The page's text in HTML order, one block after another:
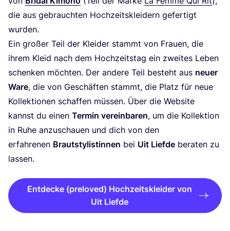
die aus gebrauch­ten Hoch­zeits­klei­dern gefer­tigt
wurden.
Ein gro­ßer Teil der Klei­der stammt von Frau­en, die
ihrem Kleid nach dem Hoch­zeits­tag ein zwei­tes Leben
schen­ken möch­ten. Der ande­re Teil besteht aus neu­er
Ware, die von Geschäf­ten stammt, die Platz für neue
Kol­lek­tio­nen schaf­fen müs­sen. Über die Web­site
kannst du einen Ter­min ver­ein­ba­ren, um die Kol­lek­ti­on
in Ruhe anzu­schau­en und dich von den
erfah­re­nen Braut­sty­lis­tin­nen bei Uit Lief­de bera­ten zu
lassen.
Entdecke (preloved) Hochzeitskleider von
Uit Liefde